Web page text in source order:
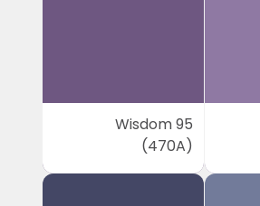
Wisdom 95
(470A)